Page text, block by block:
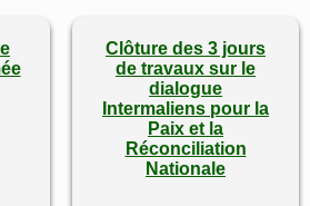
Clôture des 3 jours
de travaux sur le
dialogue
Intermaliens pour la
Paix et la
Réconciliation
Nationale